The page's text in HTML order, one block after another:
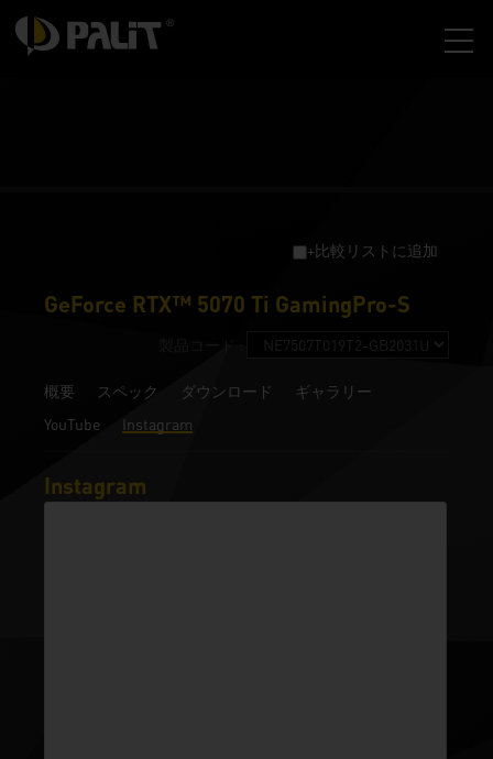
+比較リストに追加
GeForce RTX™ 5070 Ti GamingPro-S
概要 スペック ダウンロード
ギャラリー
YouTube
Instagram
Instagram